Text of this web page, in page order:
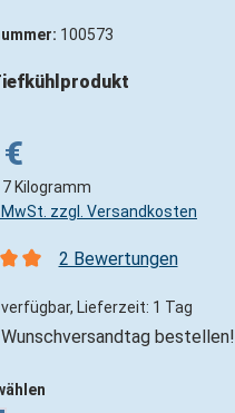
100573
Kilogramm
MwSt. zzgl. Versandkosten
2 Bewertungen
Lieferzeit: 1 Tag
bestellen!